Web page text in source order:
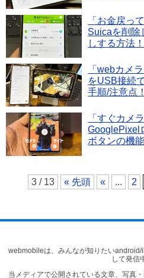
「お金戻っ
Suicaを削除
しする方法！
「webカメ
をUSB接続
手順/注意点！
「すぐカメ
GooglePixel
ボタンの機
3 / 13 « 先頭 « ... 2
webmobileは、みんなが知りたいandroid/
して発信
当メディアで公開されている文章、写真